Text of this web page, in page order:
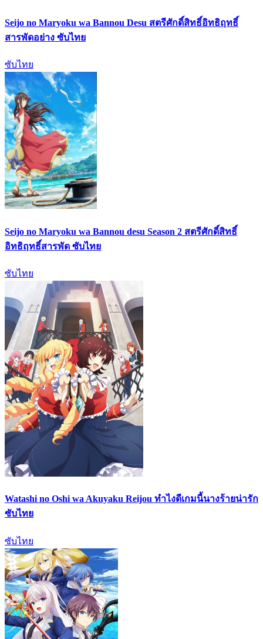
Seijo no Maryoku wa Bannou Desu สตรีศักดิ์สิทธิ์อิทธิฤทธิ์
สารพัดอย่าง ซับไทย
ซับไทย
Seijo no Maryoku wa Bannou desu Season 2 สตรีศักดิ์สิทธิ์
อิทธิฤทธิ์สารพัด ซับไทย
ซับไทย
Watashi no Oshi wa Akuyaku Reijou ทำไงดีเกมนี้นางร้ายน่ารัก
ซับไทย
ซับไทย